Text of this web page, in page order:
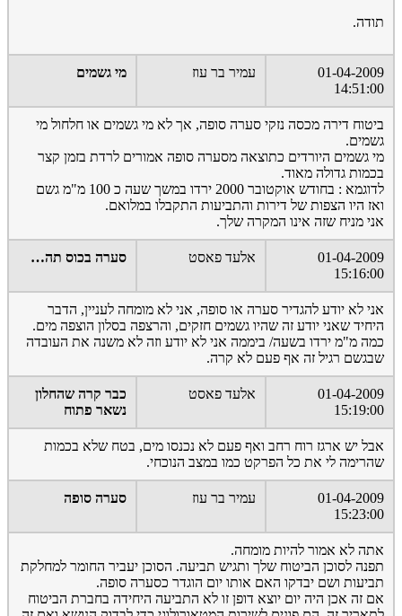
תודה.
01-04-2009
14:51:00
עמיר בר עוז מי גשמים
ביטוח דירה מכסה נזקי סערה סופה, אך לא מי גשמים או חלחול מי
גשמים.
מי גשמים היורדים כתוצאה מסערה סופה אמורים לרדת בזמן קצר
בכמות גדולה מאוד.
לדוגמא : בחודש אוקטובר 2000 ירדו במשך שעה כ 100 מ"מ גשם
ואז היו הצפות של דירות והתביעות התקבלו במלואם.
אני מניח שזה אינו המקרה שלך.
01-04-2009
15:16:00
אלעד פאסט סערה בכוס תה…
אני לא יודע להגדיר סערה או סופה, אני לא מומחה לעניין, הדבר
היחיד שאני יודע זה שהיו גשמים חזקים, והרצפה בסלון הוצפה מים.
כמה מ"מ ירדו בשעה/ ביממה אני לא יודע וזה לא משנה את העובדה
שבגשם רגיל זה אף פעם לא קרה.
01-04-2009
15:19:00
אלעד פאסט
כבר קרה שהחלון
נשאר פתוח
אבל יש ארגז רוח רחב ואף פעם לא נכנסו מים, בטח שלא בכמות
שהרימה לי את כל הפרקט כמו במצב הנוכחי.
01-04-2009
15:23:00
עמיר בר עוז סערה סופה
אתה לא אמור להיות מומחה.
תפנה לסוכן הביטוח שלך ותגיש תביעה. הסוכן יעביר החומר למחלקת
תביעות ושם יבדקו האם אותו יום הוגדר כסערה סופה.
אם זה אכן היה יום יוצא דופן זו לא התביעה היחידה בחברת הביטוח